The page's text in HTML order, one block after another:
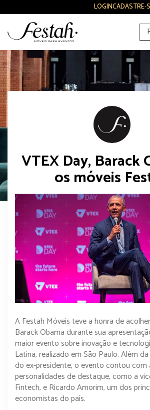
LOGINCADASTRE-
VTEX Day, Barack
os móveis
A Festah Móveis teve a honra de
Barack Obama durante sua
maior evento sobre inovação e
Latina, realizado em São Paulo. Além
do ex-presidente, o evento contou com
personalidades de destaque, como a
Fintech, e Ricardo Amorim, um dos
economistas do país.